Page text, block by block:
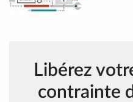
Libérez
contrainte